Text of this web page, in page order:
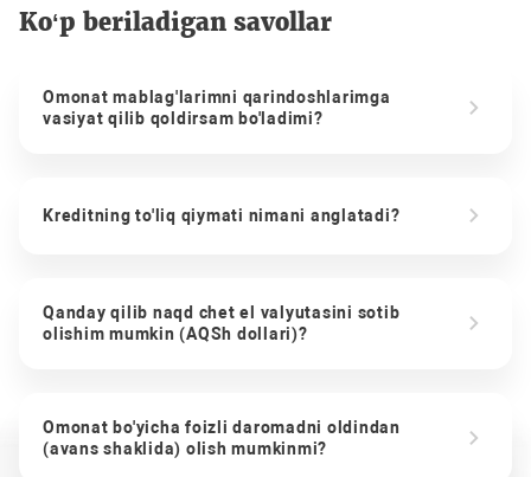
Ko‘p beriladigan savollar
Omonat mablag'larimni qarindoshlarimga
vasiyat qilib qoldirsam bo'ladimi?
Kreditning to'liq qiymati nimani anglatadi?
Qanday qilib naqd chet el valyutasini sotib
olishim mumkin (AQSh dollari)?
Omonat bo'yicha foizli daromadni oldindan
(avans shaklida) olish mumkinmi?